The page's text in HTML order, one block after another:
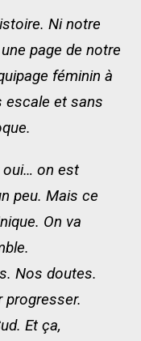
Ni notre
page de notre
féminin à
escale et sans
oui… on est
peu. Mais ce
On va
Nos doutes.
progresser.
Et ça,